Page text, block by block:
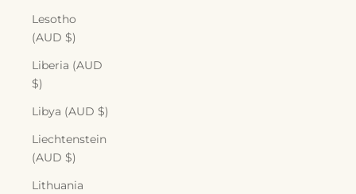
Lesotho
(AUD $)
Liberia (AUD
$)
Libya (AUD $)
Liechtenstein
(AUD $)
Lithuania